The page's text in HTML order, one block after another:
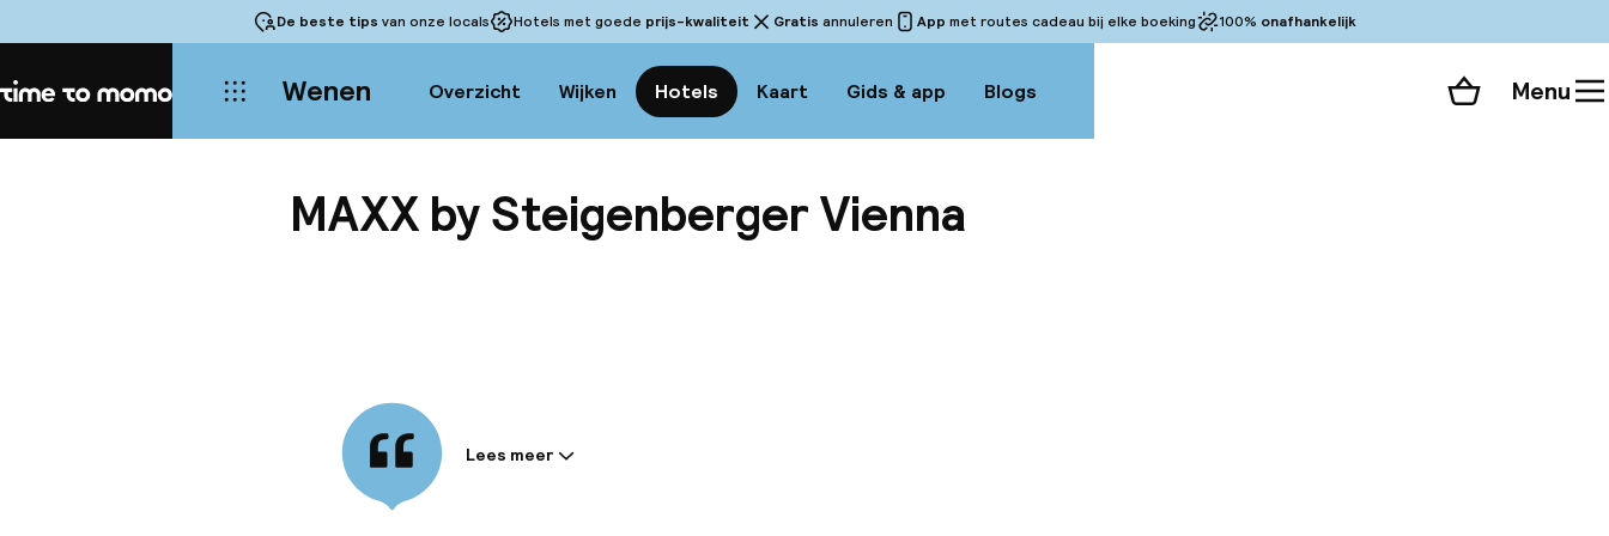
De beste tips van onze locals Hotels met goede prijs-kwaliteit Gratis annuleren App met routes cadeau bij elke boeking 100% onafhankelijk
Home Wenen Overzicht Wijken Hotels Kaart Gids & app Blogs Winkelmand
Menu
MAXX by Steigenberger Vienna
Informatie gedeeld door de accommodatie:
Lees meer